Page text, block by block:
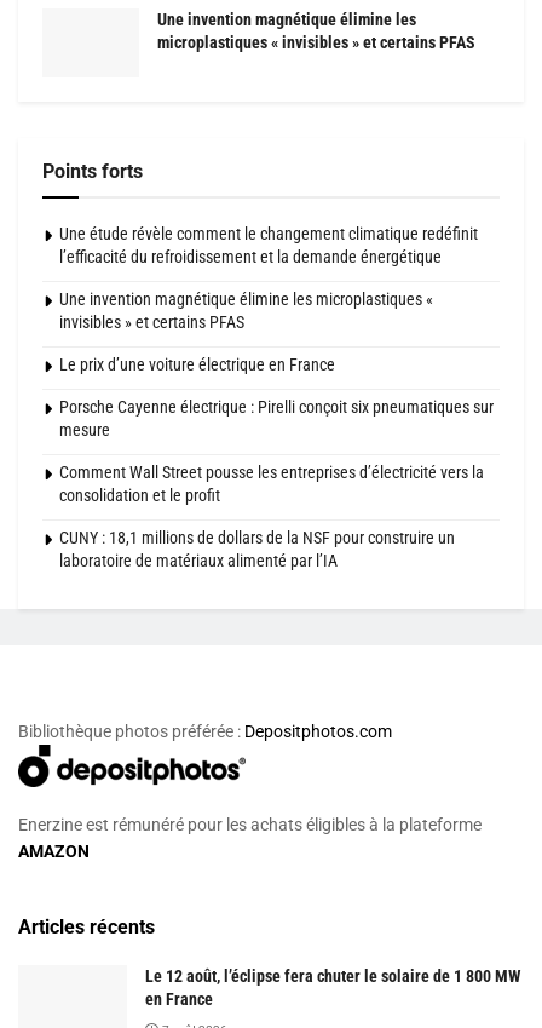
Une invention magnétique élimine les
microplastiques « invisibles » et certains PFAS
Points forts
Une étude révèle comment le changement climatique redéfinit
l’efficacité du refroidissement et la demande énergétique
Une invention magnétique élimine les microplastiques «
invisibles » et certains PFAS
Le prix d’une voiture électrique en France
Porsche Cayenne électrique : Pirelli conçoit six pneumatiques sur
mesure
Comment Wall Street pousse les entreprises d’électricité vers la
consolidation et le profit
CUNY : 18,1 millions de dollars de la NSF pour construire un
laboratoire de matériaux alimenté par l’IA
Bibliothèque photos préférée : Depositphotos.com
Enerzine est rémunéré pour les achats éligibles à la plateforme
AMAZON
Articles récents
Le 12 août, l’éclipse fera chuter le solaire de 1 800 MW
en France